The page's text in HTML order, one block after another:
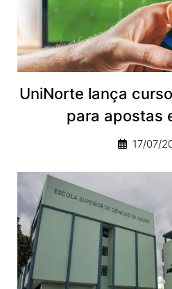
UniNorte lança
para apostas
17/07/